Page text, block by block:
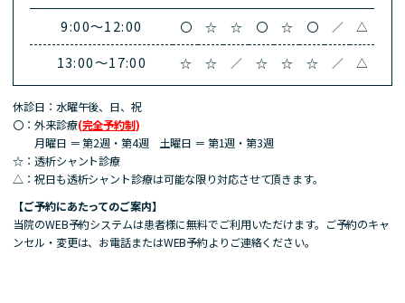
9:00～12:00 〇 ☆ ☆ 〇 ☆ 〇 ／ △
13:00～17:00 ☆ ☆ ／ ☆ ☆ ☆ ／ △
休診日：水曜午後、日、祝
〇：外来診療(完全予約制)
月曜日 ＝ 第2週・第4週 土曜日 ＝ 第1週・第3週
☆：透析シャント診療
△：祝日も透析シャント診療は可能な限り対応させて頂きます。
【ご予約にあたってのご案内】
当院のWEB予約システムは患者様に無料でご利用いただけます。ご予約のキャ
ンセル・変更は、お電話またはWEB予約よりご連絡ください。